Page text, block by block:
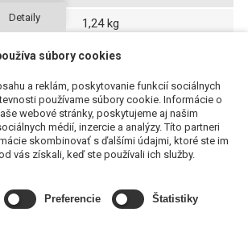
1,24 kg
ABS plast, hliníková
biela
produkty
Detaily
súbory cookies
a reklám, poskytovanie funkcií sociálnych
používame súbory cookie. Informácie o
webové stránky, poskytujeme aj našim
médií, inzercie a analýzy. Títo partneri
skombinovať s ďalšími údajmi, ktoré ste im
vás získali, keď ste používali ich služby.
Preferencie Štatistiky